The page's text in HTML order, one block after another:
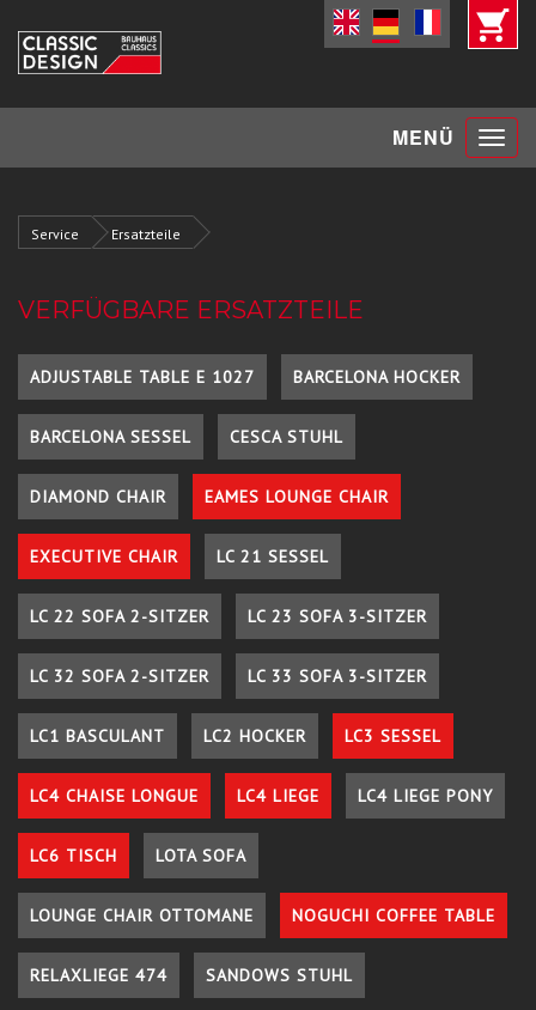
MENÜ Toggle
Service Ersatzteile
VERFÜGBARE ERSATZTEILE
ADJUSTABLE TABLE E 1027 BARCELONA HOCKER
BARCELONA SESSEL CESCA STUHL
DIAMOND CHAIR EAMES LOUNGE CHAIR
EXECUTIVE CHAIR LC 21 SESSEL
LC 22 SOFA 2-SITZER LC 23 SOFA 3-SITZER
LC 32 SOFA 2-SITZER LC 33 SOFA 3-SITZER
LC1 BASCULANT LC2 HOCKER LC3 SESSEL
LC4 CHAISE LONGUE LC4 LIEGE LC4 LIEGE PONY
LC6 TISCH LOTA SOFA
LOUNGE CHAIR OTTOMANE NOGUCHI COFFEE TABLE
RELAXLIEGE 474 SANDOWS STUHL